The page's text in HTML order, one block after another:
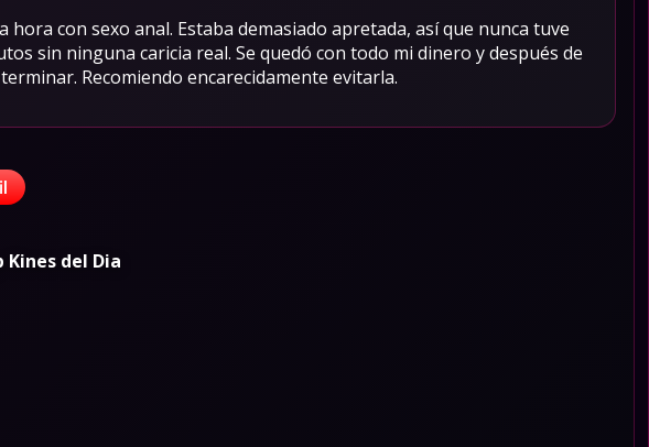
con sexo anal. Estaba demasiado apretada, así que nunca tuve
sin ninguna caricia real. Se quedó con todo mi dinero y después de
Recomiendo encarecidamente evitarla.
Kines del Dia